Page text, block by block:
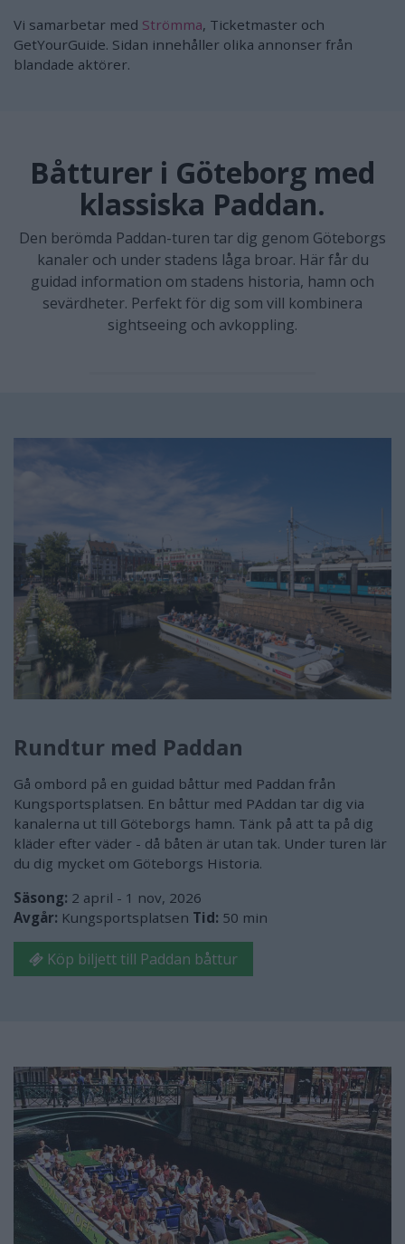
Vi samarbetar med Strömma, Ticketmaster och
GetYourGuide. Sidan innehåller olika annonser från
blandade aktörer.
Båtturer i Göteborg med
klassiska Paddan.
Den berömda Paddan-turen tar dig genom Göteborgs
kanaler och under stadens låga broar. Här får du
guidad information om stadens historia, hamn och
sevärdheter. Perfekt för dig som vill kombinera
sightseeing och avkoppling.
Rundtur med Paddan
Gå ombord på en guidad båttur med Paddan från
Kungsportsplatsen. En båttur med PAddan tar dig via
kanalerna ut till Göteborgs hamn. Tänk på att ta på dig
kläder efter väder - då båten är utan tak. Under turen lär
du dig mycket om Göteborgs Historia.
Säsong: 2 april - 1 nov, 2026
Avgår: Kungsportsplatsen Tid: 50 min
Köp biljett till Paddan båttur